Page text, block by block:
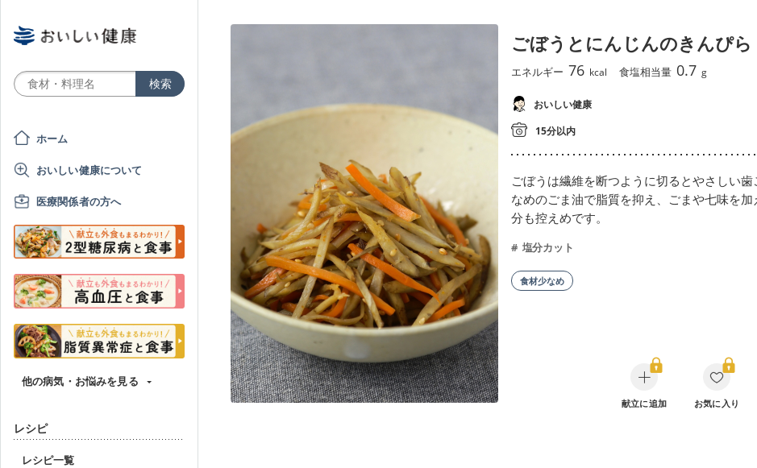
ホーム
おいしい健康について
医療関係者の方へ
他の病気・お悩みを見る
レシピ
レシピ一覧
ごぼうとにんじんのきんぴら
エネルギー 76 kcal 食塩相当量 0.7 g
おいしい健康
15分以内
ごぼうは繊維を断つように切るとやさしい
なめのごま油で脂質を抑え、ごまや七味を加
分も控えめです。
塩分カット
食材少なめ
献立に追加 お気に入り